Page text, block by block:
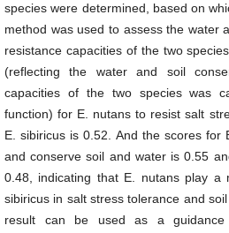
species were determined, based on
method was used to assess the water
resistance capacities of the two
(reflecting the water and soil
capacities of the two species was
function) for E. nutans to resist salt
E. sibiricus is 0.52. And the scores for
and conserve soil and water is 0.55
0.48, indicating that E. nutans play a
sibiricus in salt stress tolerance and
result can be used as a